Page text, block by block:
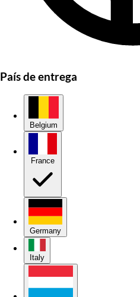
País de entrega
Belgium
Germany
Italy